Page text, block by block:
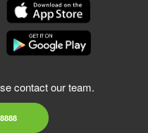
contact our team.